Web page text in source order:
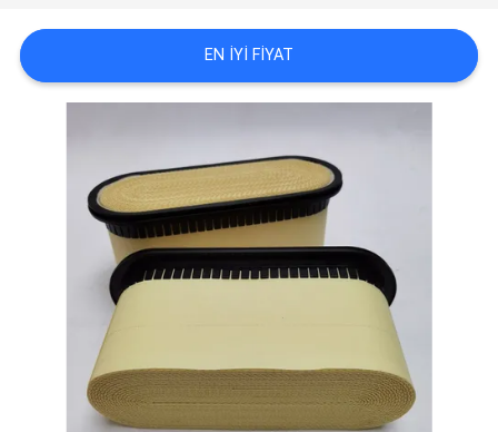
HABERLER
VAKALAR
HARITASI
PRIVACY
EN IYI FIYAT